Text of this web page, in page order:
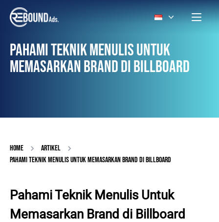
PAHAMI TEKNIK MENULIS UNTUK
MEMASARKAN BRAND DI BILLBOARD
HOME
ARTIKEL
PAHAMI TEKNIK MENULIS UNTUK MEMASARKAN BRAND DI BILLBOARD
Pahami Teknik Menulis Untuk
Memasarkan Brand di Billboard